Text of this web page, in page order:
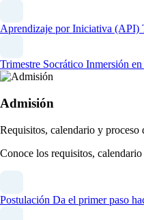
Aprendizaje por Iniciativa (API)
Trimestre Socrático Inmersión
Admisión
Requisitos, calendario y proceso
Conoce los requisitos,
Postulación Da el primer paso